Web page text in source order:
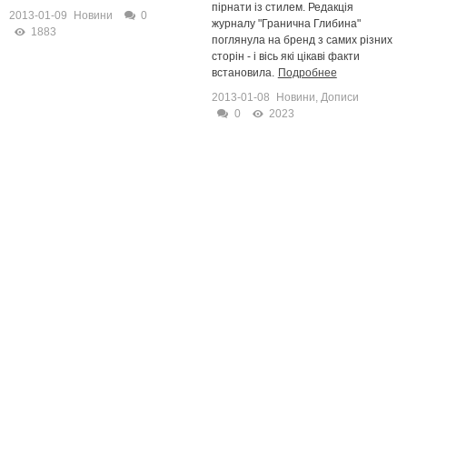
2013-01-09
Новини
0
1883
пірнати із стилем. Редакція
журналу "Гранична Глибина"
поглянула на бренд з самих різних
сторін - і вісь які цікаві факти
встановила. Подробнее
2013-01-08
Новини, Дописи
0
2023